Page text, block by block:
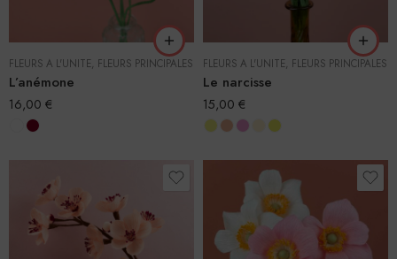
FLEURS À L'UNITÉ FLEURS PRINCIPALES
L’anémone
16,00 €
FLEURS À L'UNITÉ FLEURS PRINCIPALES
Le narcisse
15,00 €